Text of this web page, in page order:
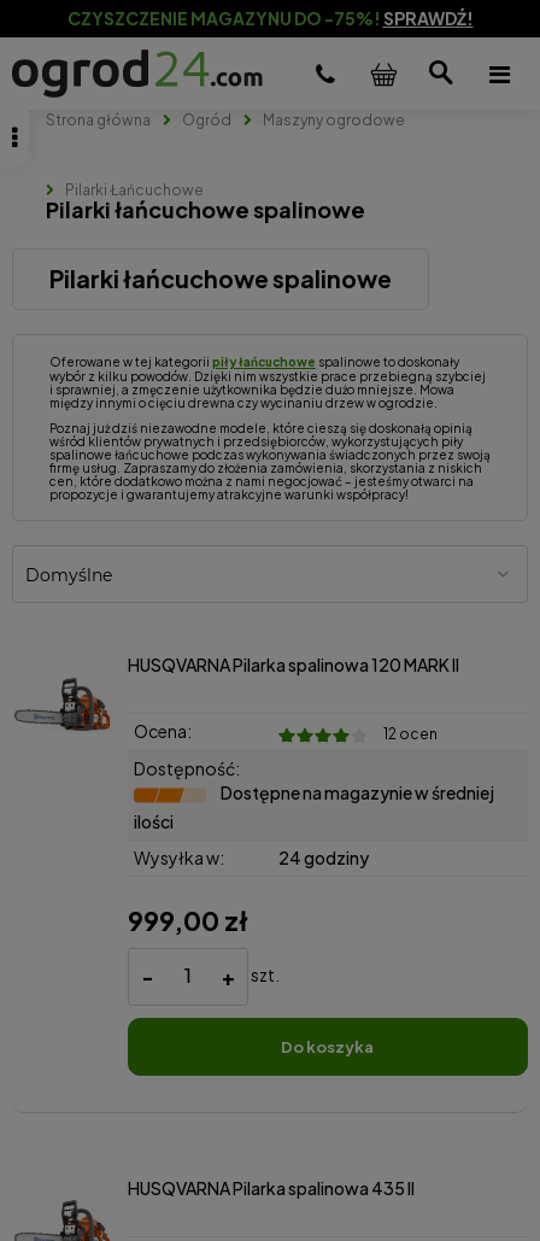
CZYSZCZENIE MAGAZYNU DO -75%! SPRAWDŹ!
Strona główna Ogród Maszyny ogrodowe
Pilarki Łańcuchowe
Pilarki łańcuchowe spalinowe
Pilarki łańcuchowe spalinowe
Oferowane w tej kategorii piły łańcuchowe spalinowe to doskonały
wybór z kilku powodów. Dzięki nim wszystkie prace przebiegną szybciej
i sprawniej, a zmęczenie użytkownika będzie dużo mniejsze. Mowa
między innymi o cięciu drewna czy wycinaniu drzew w ogrodzie.
Poznaj już dziś niezawodne modele, które cieszą się doskonałą opinią
wśród klientów prywatnych i przedsiębiorców, wykorzystujących piły
spalinowe łańcuchowe podczas wykonywania świadczonych przez swoją
firmę usług. Zapraszamy do złożenia zamówienia, skorzystania z niskich
cen, które dodatkowo można z nami negocjować – jesteśmy otwarci na
propozycje i gwarantujemy atrakcyjne warunki współpracy!
HUSQVARNA Pilarka spalinowa 120 MARK II
Ocena: 12 ocen
Dostępność:
Dostępne na magazynie w średniej
ilości
Wysyłka w:
24 godziny
999,00 zł
- + szt.
do koszyka
HUSQVARNA Pilarka spalinowa 435 II